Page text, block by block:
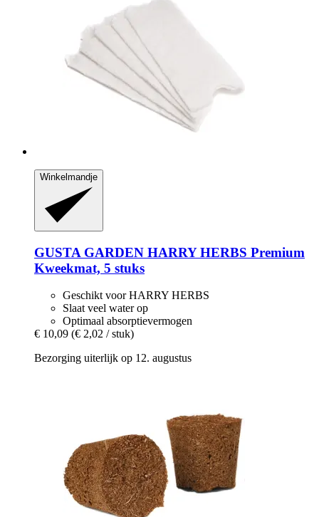
Winkelmandje
GUSTA GARDEN HARRY HERBS Premium
Kweekmat, 5 stuks
Geschikt voor HARRY HERBS
Slaat veel water op
Optimaal absorptievermogen
€ 10,09 (€ 2,02 / stuk)
Bezorging uiterlijk op 12. augustus